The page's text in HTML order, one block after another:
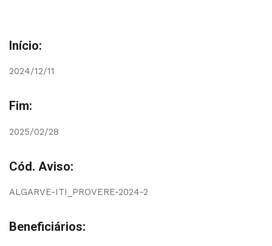
Início:
2024/12/11
Fim:
2025/02/28
Cód. Aviso:
ALGARVE-ITI_PROVERE-2024-2
Beneficiários: